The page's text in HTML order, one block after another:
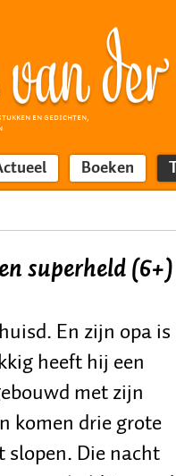
EN GEDICHTEN,
Boeken
superheld (6+)
En zijn opa is
heeft hij een
met zijn
komen drie grote
Die nacht